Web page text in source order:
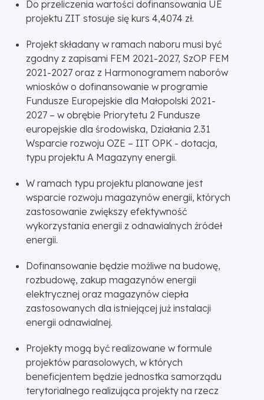
Do przeliczenia wartości dofinansowania UE
projektu ZIT stosuje się kurs 4,4074 zł.
Projekt składany w ramach naboru musi być
zgodny z zapisami FEM 2021-2027, SzOP FEM
2021-2027 oraz z Harmonogramem naborów
wniosków o dofinansowanie w programie
Fundusze Europejskie dla Małopolski 2021-
2027 – w obrębie Priorytetu 2 Fundusze
europejskie dla środowiska, Działania 2.31
Wsparcie rozwoju OZE – IIT OPK - dotacja,
typu projektu A Magazyny energii.
W ramach typu projektu planowane jest
wsparcie rozwoju magazynów energii, których
zastosowanie zwiększy efektywność
wykorzystania energii z odnawialnych źródeł
energii.
Dofinansowanie będzie możliwe na budowę,
rozbudowę, zakup magazynów energii
elektrycznej oraz magazynów ciepła
zastosowanych dla istniejącej już instalacji
energii odnawialnej.
Projekty mogą być realizowane w formule
projektów parasolowych, w których
beneficjentem będzie jednostka samorządu
terytorialnego realizująca projekty na rzecz